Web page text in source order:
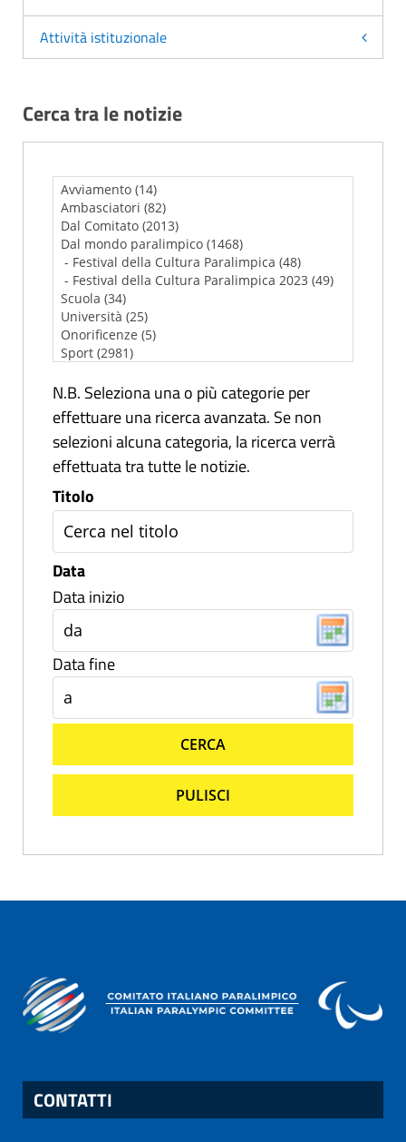
Attività istituzionale
Cerca tra le notizie
N.B. Seleziona una o più categorie per
effettuare una ricerca avanzata. Se non
selezioni alcuna categoria, la ricerca verrà
effettuata tra tutte le notizie.
Titolo
Data
Data inizio
Data fine
CERCA
PULISCI
CONTATTI